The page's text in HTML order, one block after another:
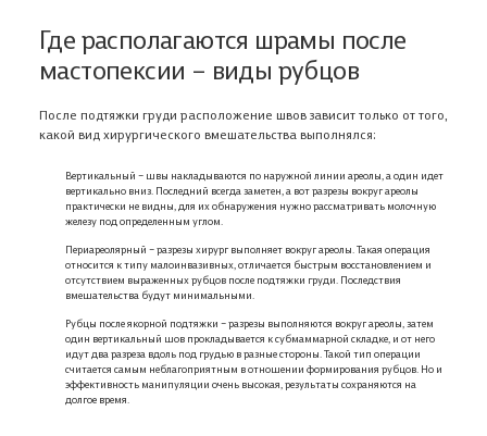
Где располагаются шрамы после
мастопексии – виды рубцов
После подтяжки груди расположение швов зависит только от того,
какой вид хирургического вмешательства выполнялся:
Вертикальный – швы накладываются по наружной линии ареолы, а один идет
вертикально вниз. Последний всегда заметен, а вот разрезы вокруг ареолы
практически не видны, для их обнаружения нужно рассматривать молочную
железу под определенным углом.
Периареолярный – разрезы хирург выполняет вокруг ареолы. Такая операция
относится к типу малоинвазивных, отличается быстрым восстановлением и
отсутствием выраженных рубцов после подтяжки груди. Последствия
вмешательства будут минимальными.
Рубцы после якорной подтяжки – разрезы выполняются вокруг ареолы, затем
один вертикальный шов прокладывается к субмаммарной складке, и от него
идут два разреза вдоль под грудью в разные стороны. Такой тип операции
считается самым неблагоприятным в отношении формирования рубцов. Но и
эффективность манипуляции очень высокая, результаты сохраняются на
долгое время.